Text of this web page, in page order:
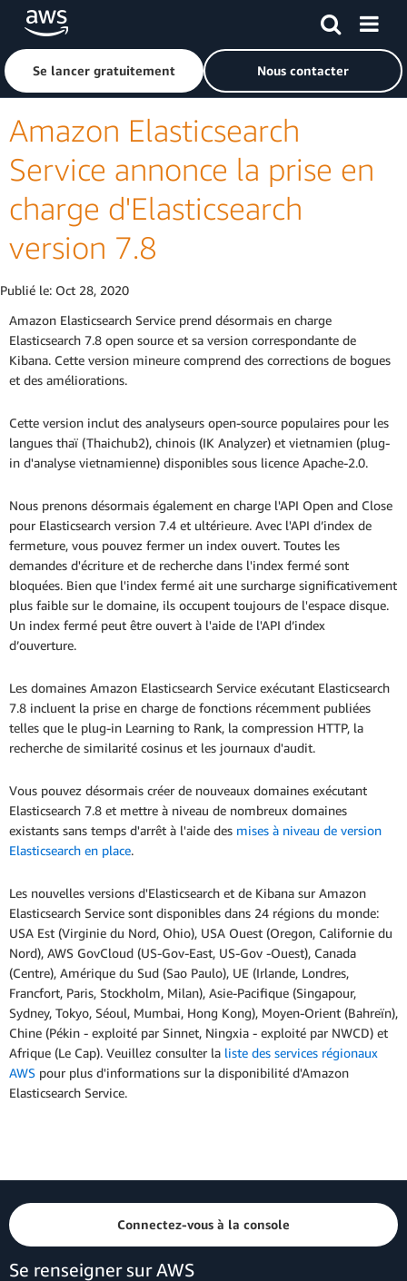
Passer au contenu principal
Cliquer ici pour revenir à la page d'accueil d'Amazon Web
Se lancer gratuitement Nous contacter
Amazon Elasticsearch
Service annonce la prise en
charge d'Elasticsearch
version 7.8
Publié le: Oct 28, 2020
Amazon Elasticsearch Service prend désormais en charge
Elasticsearch 7.8 open source et sa version correspondante de
Kibana. Cette version mineure comprend des corrections de bogues
et des améliorations.
Cette version inclut des analyseurs open-source populaires pour les
langues thaï (Thaichub2), chinois (IK Analyzer) et vietnamien (plug-
in d'analyse vietnamienne) disponibles sous licence Apache-2.0.
Nous prenons désormais également en charge l'API Open and Close
pour Elasticsearch version 7.4 et ultérieure. Avec l'API d’index de
fermeture, vous pouvez fermer un index ouvert. Toutes les
demandes d'écriture et de recherche dans l'index fermé sont
bloquées. Bien que l'index fermé ait une surcharge significativement
plus faible sur le domaine, ils occupent toujours de l'espace disque.
Un index fermé peut être ouvert à l'aide de l'API d’index
d’ouverture.
Les domaines Amazon Elasticsearch Service exécutant Elasticsearch
7.8 incluent la prise en charge de fonctions récemment publiées
telles que le plug-in Learning to Rank, la compression HTTP, la
recherche de similarité cosinus et les journaux d'audit.
Vous pouvez désormais créer de nouveaux domaines exécutant
Elasticsearch 7.8 et mettre à niveau de nombreux domaines
existants sans temps d'arrêt à l'aide des mises à niveau de version
Elasticsearch en place.
Les nouvelles versions d'Elasticsearch et de Kibana sur Amazon
Elasticsearch Service sont disponibles dans 24 régions du monde:
USA Est (Virginie du Nord, Ohio), USA Ouest (Oregon, Californie du
Nord), AWS GovCloud (US-Gov-East, US-Gov -Ouest), Canada
(Centre), Amérique du Sud (Sao Paulo), UE (Irlande, Londres,
Francfort, Paris, Stockholm, Milan), Asie-Pacifique (Singapour,
Sydney, Tokyo, Séoul, Mumbai, Hong Kong), Moyen-Orient (Bahreïn),
Chine (Pékin - exploité par Sinnet, Ningxia - exploité par NWCD) et
Afrique (Le Cap). Veuillez consulter la liste des services régionaux
AWS pour plus d'informations sur la disponibilité d'Amazon
Elasticsearch Service.
Connectez-vous à la console
Se renseigner sur AWS